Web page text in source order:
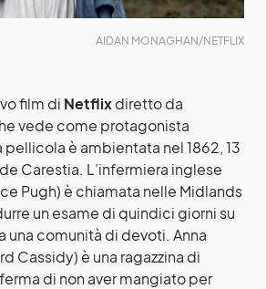
AIDAN MONAGHAN/NETFLIX
film di Netflixdiretto da
vede come protagonista
pellicola è ambientata nel 1862, 13
Carestia. L’infermiera inglese
Pugh) è chiamata nelle Midlands
un esame di quindici giorni su
una comunità di devoti. Anna
Cassidy) è una ragazzina di
di non aver mangiato per